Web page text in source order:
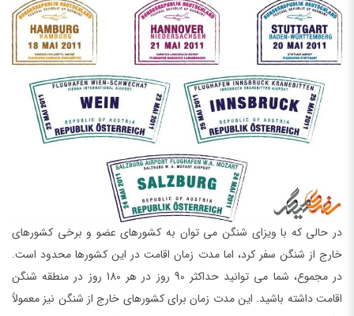
در حالی که با ویزای شنگن می توان به کشورهای عضو و برخی کشورهای
خارج از شنگن سفر کرد، اما مدت زمان اقامت در این کشورها محدود است.
در مجموع، شما می توانید حداکثر 90 روز در هر 180 روز در منطقه شنگن
اقامت داشته باشید. این مدت زمان برای کشورهای خارج از شنگن نیز معمولاً